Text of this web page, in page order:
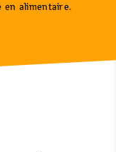
en alimentaire.